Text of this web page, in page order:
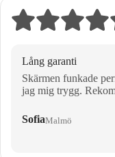
Lång garanti
Skärmen funkade
jag mig trygg.
SofiaMalmö